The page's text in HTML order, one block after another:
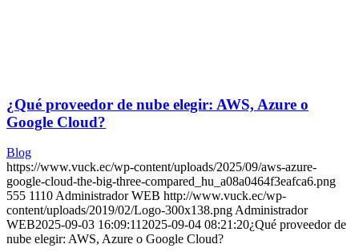
¿Qué proveedor de nube elegir: AWS, Azure o
Google Cloud?
Blog
https://www.vuck.ec/wp-content/uploads/2025/09/aws-azure-
google-cloud-the-big-three-compared_hu_a08a0464f3eafca6.png
555 1110Administrador WEB http://www.vuck.ec/wp-
content/uploads/2019/02/Logo-300x138.pngAdministrador
WEB2025-09-03 16:09:112025-09-04 08:21:20¿Qué proveedor de
nube elegir: AWS, Azure o Google Cloud?